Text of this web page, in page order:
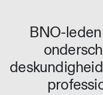
BNO-